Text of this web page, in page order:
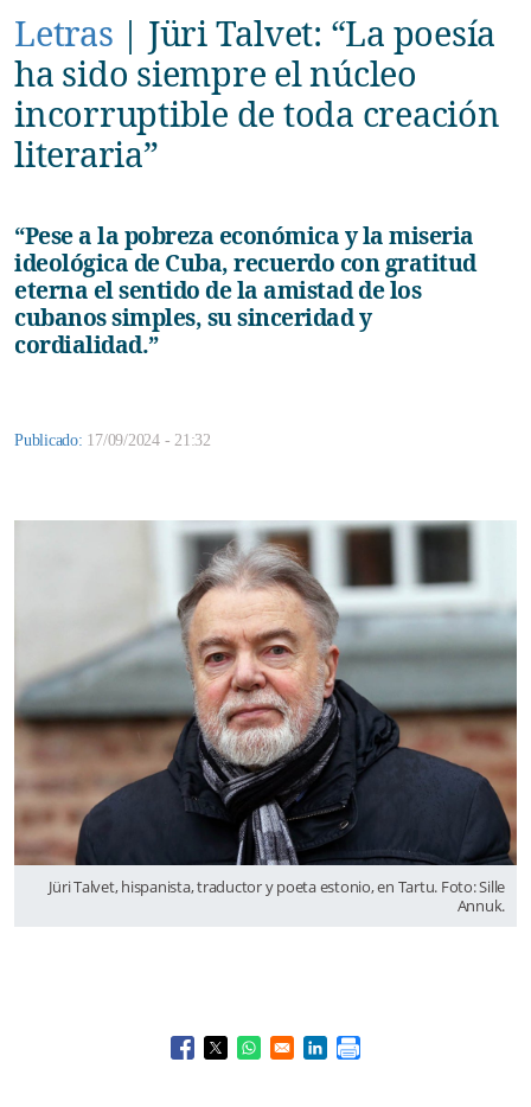
Letras | Jüri Talvet: “La poesía
ha sido siempre el núcleo
incorruptible de toda creación
literaria”
“Pese a la pobreza económica y la miseria
ideológica de Cuba, recuerdo con gratitud
eterna el sentido de la amistad de los
cubanos simples, su sinceridad y
cordialidad.”
Publicado: 17/09/2024 - 21:32
Jüri Talvet, hispanista, traductor y poeta estonio, en Tartu. Foto: Sille
Annuk.
Opens in a new window
Opens in a new window
Opens in a new window
Opens in a new window